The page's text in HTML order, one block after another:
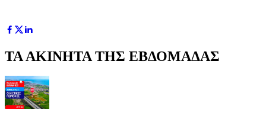
ΤΑ ΑΚΙΝΗΤΑ ΤΗΣ ΕΒΔΟΜΑΔΑΣ